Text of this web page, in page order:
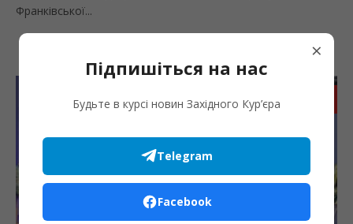
Франківської...
×
Підпишіться на нас
Будьте в курсі новин Західного Кур’єра
Telegram
Facebook